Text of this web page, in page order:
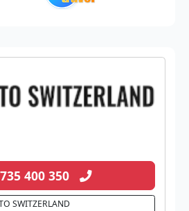
400 350
SWITZERLAND